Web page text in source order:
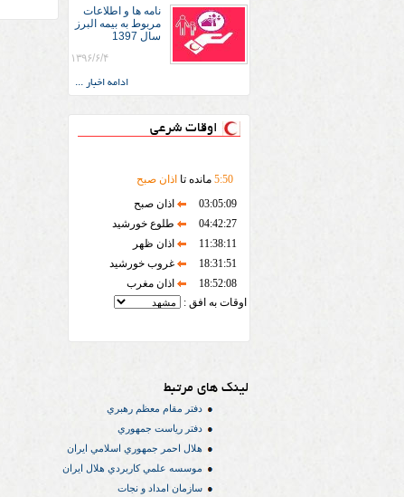
نامه ها و اطلاعات
مربوط به بیمه البرز
سال 1397
۱۳۹۶/۶/۴
ادامه اخبار ...
اوقات شرعی
5:50 مانده تا اذان صبح
03:05:09
اذان صبح
04:42:27
طلوع خورشید
11:38:11
اذان ظهر
18:31:51
غروب خورشید
18:52:08
اذان مغرب
اوقات به افق :
لینک های مرتبط
دفتر مقام معظم رهبري
دفتر رياست جمهوري
هلال احمر جمهوري اسلامي ايران
موسسه علمي كاربردي هلال ایران
سازمان امداد و نجات